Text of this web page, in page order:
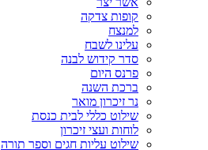
קופות צדקה
למנצח
עלינו לשבח
סדר קידוש לבנה
פרנס היום
ברכת השנה
נר זיכרון מואר
שילוט כללי לבית כנסת
לוחות ועצי זיכרון
שילוט עליות חגים וספר תורה